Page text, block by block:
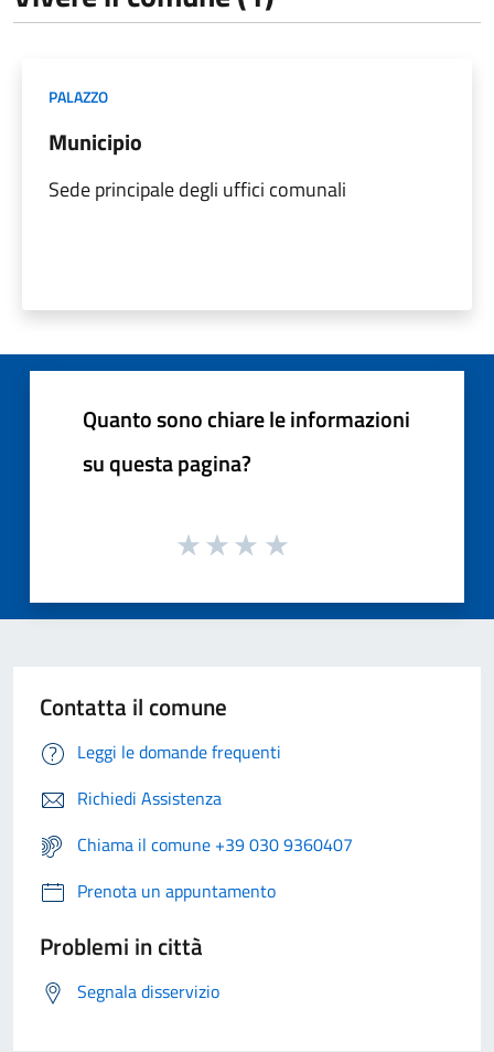
PALAZZO
Municipio
Sede principale degli uffici comunali
Quanto sono chiare le informazioni
su questa pagina?
Contatta il comune
Leggi le domande frequenti
Richiedi Assistenza
Chiama il comune +39 030 9360407
Prenota un appuntamento
Problemi in città
Segnala disservizio